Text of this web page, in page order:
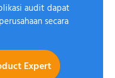
audit dapat
secara
Expert